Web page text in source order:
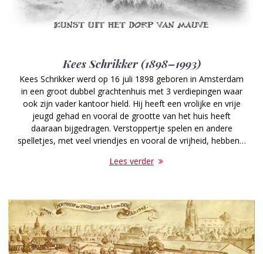
Kees Schrikker (1898–1993)
Kees Schrikker werd op 16 juli 1898 geboren in Amsterdam
in een groot dubbel grachtenhuis met 3 verdiepingen waar
ook zijn vader kantoor hield. Hij heeft een vrolijke en vrije
jeugd gehad en vooral de grootte van het huis heeft
daaraan bijgedragen. Verstoppertje spelen en andere
spelletjes, met veel vriendjes en vooral de vrijheid, hebben…
Lees verder